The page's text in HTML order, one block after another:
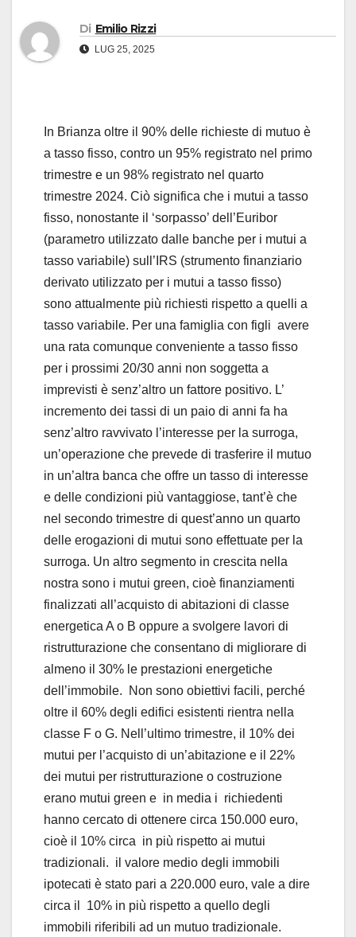
Di Emilio Rizzi
LUG 25, 2025
In Brianza oltre il 90% delle richieste di mutuo è
a tasso fisso, contro un 95% registrato nel primo
trimestre e un 98% registrato nel quarto
trimestre 2024. Ciò significa che i mutui a tasso
fisso, nonostante il ‘sorpasso’ dell’Euribor
(parametro utilizzato dalle banche per i mutui a
tasso variabile) sull’IRS (strumento finanziario
derivato utilizzato per i mutui a tasso fisso)
sono attualmente più richiesti rispetto a quelli a
tasso variabile. Per una famiglia con figli avere
una rata comunque conveniente a tasso fisso
per i prossimi 20/30 anni non soggetta a
imprevisti è senz’altro un fattore positivo. L’
incremento dei tassi di un paio di anni fa ha
senz’altro ravvivato l’interesse per la surroga,
un’operazione che prevede di trasferire il mutuo
in un’altra banca che offre un tasso di interesse
e delle condizioni più vantaggiose, tant’è che
nel secondo trimestre di quest’anno un quarto
delle erogazioni di mutui sono effettuate per la
surroga. Un altro segmento in crescita nella
nostra sono i mutui green, cioè finanziamenti
finalizzati all’acquisto di abitazioni di classe
energetica A o B oppure a svolgere lavori di
ristrutturazione che consentano di migliorare di
almeno il 30% le prestazioni energetiche
dell’immobile. Non sono obiettivi facili, perché
oltre il 60% degli edifici esistenti rientra nella
classe F o G. Nell’ultimo trimestre, il 10% dei
mutui per l’acquisto di un’abitazione e il 22%
dei mutui per ristrutturazione o costruzione
erano mutui green e in media i richiedenti
hanno cercato di ottenere circa 150.000 euro,
cioè il 10% circa in più rispetto ai mutui
tradizionali. il valore medio degli immobili
ipotecati è stato pari a 220.000 euro, vale a dire
circa il 10% in più rispetto a quello degli
immobili riferibili ad un mutuo tradizionale.